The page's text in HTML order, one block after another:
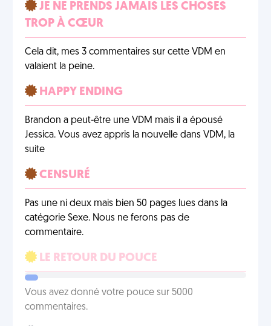
JE NE PRENDS JAMAIS LES CHOSES
TROP À CŒUR
Cela dit, mes 3 commentaires sur cette VDM en
valaient la peine.
HAPPY ENDING
Brandon a peut-être une VDM mais il a épousé
Jessica. Vous avez appris la nouvelle dans VDM, la
suite
CENSURÉ
Pas une ni deux mais bien 50 pages lues dans la
catégorie Sexe. Nous ne ferons pas de
commentaire.
LE RETOUR DU POUCE
Vous avez donné votre pouce sur 5000
commentaires.